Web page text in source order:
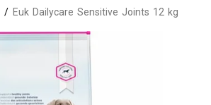
/ Euk Dailycare Sensitive Joints 12 kg